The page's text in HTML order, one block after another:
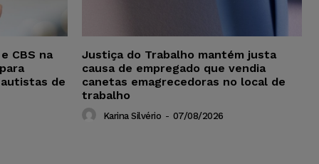
CBS na
de
Justiça do Trabalho mantém justa
causa de empregado que vendia
canetas emagrecedoras no local de
trabalho
Karina Silvério - 07/08/2026